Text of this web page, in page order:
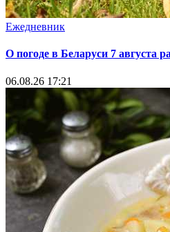
Ежедневник
О погоде в Беларуси 7 августа
06.08.26 17:21